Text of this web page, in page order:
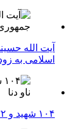
آیت الله
اسلامی به
۱۰۴ شهید و ۳۲ مجروح نتیجه حمله آمریکا به ناو دنا